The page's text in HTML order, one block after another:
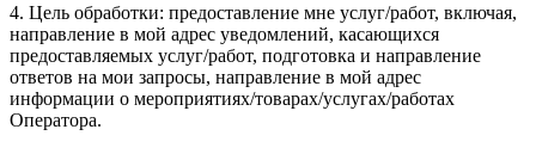
4. Цель обработки: предоставление мне услуг/работ, включая,
направление в мой адрес уведомлений, касающихся
предоставляемых услуг/работ, подготовка и направление
ответов на мои запросы, направление в мой адрес
информации о мероприятиях/товарах/услугах/работах
Оператора.